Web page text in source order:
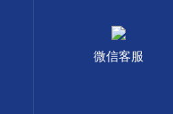
微信客服